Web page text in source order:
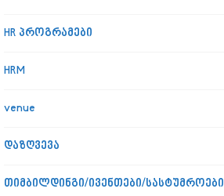
HR პროგრამები
HRM
venue
დაზღვევა
თიმბილდინგი/ივენთები/სასტუმროები